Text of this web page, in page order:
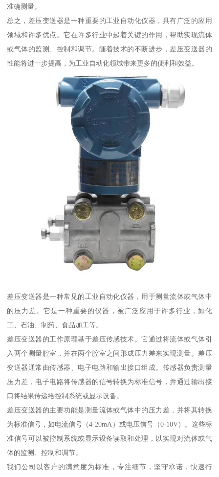
准确测量。
总之，差压变送器是一种重要的工业自动化仪器，具有广泛的应用
领域和许多优点。它在许多行业中起着关键的作用，帮助实现流体
或气体的监测、控制和调节。随着技术的不断进步，差压变送器的
性能将进一步提高，为工业自动化领域带来更多的便利和效益。
差压变送器是一种常见的工业自动化仪器，用于测量流体或气体中
的压力差。它是一种重要的仪器，被广泛应用于许多行业，如化
工、石油、制药、食品加工等。
差压变送器的工作原理基于差压传感技术。它通过将流体或气体引
入两个测量腔室，并在两个腔室之间形成压力差来实现测量。差压
变送器通常由传感器、电子电路和输出接口组成。传感器负责测量
压力差，电子电路将传感器的信号转换为标准信号，并通过输出接
口将结果传递给控制系统或显示设备。
差压变送器的主要功能是测量流体或气体中的压力差，并将其转换
为标准信号，如电流信号（4-20mA）或电压信号（0-10V）。这些标
准信号可以被控制系统或显示设备读取和处理，以实现对流体或气
体的监测、控制和调节。
我们公司以客户的满意度为标准，专注细节，坚守承诺，快速行